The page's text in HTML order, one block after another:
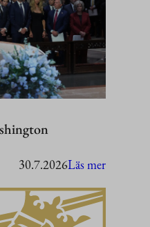
30.7.2026Läs mer: